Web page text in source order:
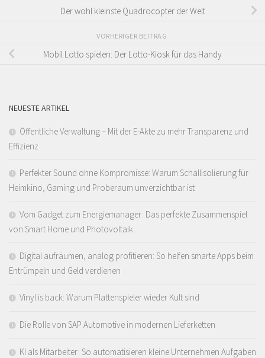
Der wohl kleinste Quadrocopter der Welt
VORHERIGER BEITRAG
Mobil Lotto spielen: Der Lotto-Kiosk für das Handy
NEUESTE ARTIKEL
Öffentliche Verwaltung – Mit der E-Akte zu mehr Transparenz und
Effizienz
Perfekter Sound ohne Kompromisse: Warum Schallisolierung für
Heimkino, Gaming und Proberaum unverzichtbar ist
Vom Gadget zum Energiemanager: Das perfekte Zusammenspiel
von Smart Home und Photovoltaik
Digital aufräumen, analog profitieren: So helfen smarte Apps beim
Entrümpeln und Geld verdienen
Vinyl is back: Warum Plattenspieler wieder Kult sind
Die Rolle von SAP Automotive in modernen Lieferketten
KI als Mitarbeiter: So automatisieren kleine Unternehmen Aufgaben